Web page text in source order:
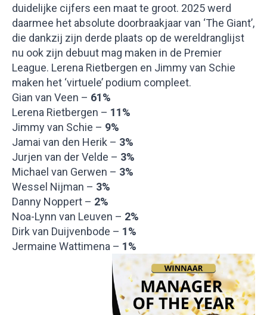
duidelijke cijfers een maat te groot. 2025 werd
daarmee het absolute doorbraakjaar van ‘The Giant’,
die dankzij zijn derde plaats op de wereldranglijst
nu ook zijn debuut mag maken in de Premier
League. Lerena Rietbergen en Jimmy van Schie
maken het ‘virtuele’ podium compleet.
Gian van Veen – 61%
Lerena Rietbergen – 11%
Jimmy van Schie – 9%
Jamai van den Herik – 3%
Jurjen van der Velde – 3%
Michael van Gerwen – 3%
Wessel Nijman – 3%
Danny Noppert – 2%
Noa-Lynn van Leuven – 2%
Dirk van Duijvenbode – 1%
Jermaine Wattimena – 1%